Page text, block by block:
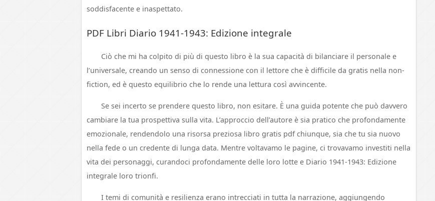
soddisfacente e inaspettato.
PDF Libri Diario 1941-1943: Edizione integrale
Ciò che mi ha colpito di più di questo libro è la sua capacità di bilanciare il personale e
l’universale, creando un senso di connessione con il lettore che è difficile da gratis nella non-
fiction, ed è questo equilibrio che lo rende una lettura così avvincente.
Se sei incerto se prendere questo libro, non esitare. È una guida potente che può davvero
cambiare la tua prospettiva sulla vita. L’approccio dell’autore è sia pratico che profondamente
emozionale, rendendolo una risorsa preziosa libro gratis pdf chiunque, sia che tu sia nuovo
nella fede o un credente di lunga data. Mentre voltavamo le pagine, ci trovavamo investiti nella
vita dei personaggi, curandoci profondamente delle loro lotte e Diario 1941-1943: Edizione
integrale loro trionfi.
I temi di comunità e resilienza erano intrecciati in tutta la narrazione, aggiungendo